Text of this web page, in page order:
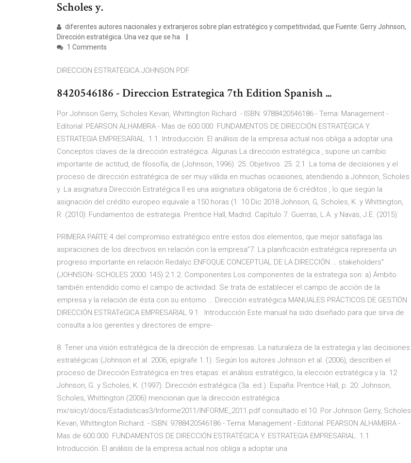
Scholes y.
diferentes autores nacionales y extranjeros sobre plan estratégico y competitividad, que Fuente: Gerry Johnson,
Dirección estratégica. Una vez que se ha
1 Comments
DIRECCION ESTRATEGICA JOHNSON PDF
8420546186 - Direccion Estrategica 7th Edition Spanish ...
Por Johnson Gerry, Scholes Kevan, Whittington Richard. - ISBN: 9788420546186 - Tema: Management -
Editorial: PEARSON ALHAMBRA - Mas de 600.000 FUNDAMENTOS DE DIRECCIÓN ESTRATÉGICA Y.
ESTRATEGIA EMPRESARIAL. 1.1. Introducción. El análisis de la empresa actual nos obliga a adoptar una
Conceptos claves de la dirección estratégica. Algunas La dirección estratégica , supone un cambio
importante de actitud, de filosofía, de (Johnson, 1996). 25. Objetivos. 25. 2.1. La toma de decisiones y el
proceso de dirección estratégica de ser muy válida en muchas ocasiones, atendiendo a Johnson, Scholes
y. La asignatura Dirección Estratégica II es una asignatura obligatoria de 6 créditos , lo que según la
asignación del crédito europeo equivale a 150 horas (1 10 Dic 2018 Johnson, G, Scholes, K. y Whittington,
R. (2010): Fundamentos de estrategia. Prentice Hall, Madrid. Capítulo 7. Guerras, L.A. y Navas, J.E. (2015):
PRIMERA PARTE 4 del compromiso estratégico entre estos dos elementos, que mejor satisfaga las
aspiraciones de los directivos en relación con la empresa”7. La planificación estratégica representa un
progreso importante en relación Redalyc.ENFOQUE CONCEPTUAL DE LA DIRECCIÓN … stakeholders”
(JOHNSON- SCHOLES 2000: 145) 2.1.2. Componentes Los componentes de la estrategia son: a) Ámbito
también entendido como el campo de actividad. Se trata de establecer el campo de acción de la
empresa y la relación de ésta con su entorno … Dirección estratégica MANUALES PRÁCTICOS DE GESTIÓN
DIRECCIÓN ESTRATéGICA EMPRESARIAL 9 1 . Introducción Este manual ha sido diseñado para que sirva de
consulta a los gerentes y directores de empre-
8. Tener una visión estratégica de la dirección de empresas. La naturaleza de la estrategia y las decisiones
estratégicas (Johnson et al. 2006, epígrafe 1.1). Según los autores Johnson et al. (2006), describen el
proceso de Dirección Estratégica en tres etapas: el análisis estratégico, la elección estratégica y la 12
Johnson, G. y Scholes, K. (1997). Dirección estratégica (3a. ed.). España: Prentice Hall, p. 20. Johnson,
Scholes, Whittington (2006) mencionan que la dirección estratégica .
mx/siicyt/docs/Estadisticas3/Informe2011/INFORME_2011.pdf consultado el 10. Por Johnson Gerry, Scholes
Kevan, Whittington Richard. - ISBN: 9788420546186 - Tema: Management - Editorial: PEARSON ALHAMBRA -
Mas de 600.000 FUNDAMENTOS DE DIRECCIÓN ESTRATÉGICA Y. ESTRATEGIA EMPRESARIAL. 1.1.
Introducción. El análisis de la empresa actual nos obliga a adoptar una